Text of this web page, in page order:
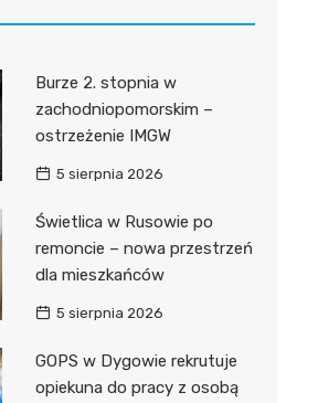
Burze 2. stopnia w
zachodniopomorskim –
ostrzeżenie IMGW
5 sierpnia 2026
Świetlica w Rusowie po
remoncie – nowa przestrzeń
dla mieszkańców
5 sierpnia 2026
GOPS w Dygowie rekrutuje
opiekuna do pracy z osobą